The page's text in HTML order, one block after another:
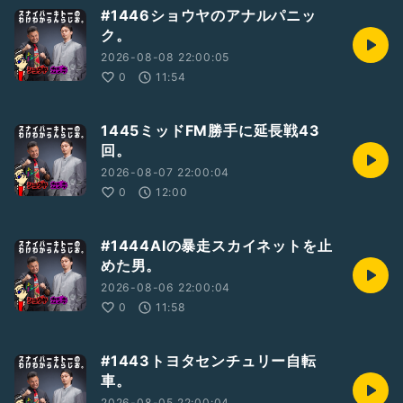
#1446ショウヤのアナルパニッ
ク。
2026-08-08 22:00:05
0
11:54
1445ミッドFM勝手に延長戦43
回。
2026-08-07 22:00:04
0
12:00
#1444AIの暴走スカイネットを止
めた男。
2026-08-06 22:00:04
0
11:58
#1443トヨタセンチュリー自転
車。